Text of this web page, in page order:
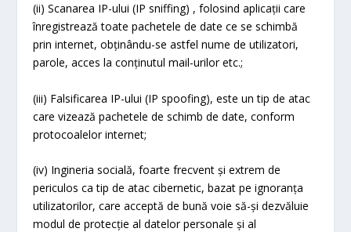
(ii) Scanarea IP-ului (IP sniffing) , folosind aplicații care
înregistrează toate pachetele de date ce se schimbă
prin internet, obținându-se astfel nume de utilizatori,
parole, acces la conținutul mail-urilor etc.;
(iii) Falsificarea IP-ului (IP spoofing), este un tip de atac
care vizează pachetele de schimb de date, conform
protocoalelor internet;
(iv) Ingineria socială, foarte frecvent și extrem de
periculos ca tip de atac cibernetic, bazat pe ignoranța
utilizatorilor, care acceptă de bună voie să-și dezvăluie
modul de protecție al datelor personale și al